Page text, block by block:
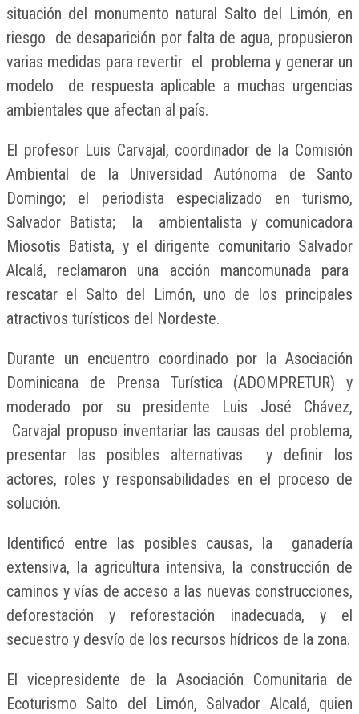
situación del monumento natural Salto del Limón, en
riesgo de desaparición por falta de agua, propusieron
varias medidas para revertir el problema y generar un
modelo de respuesta aplicable a muchas urgencias
ambientales que afectan al país.
El profesor Luis Carvajal, coordinador de la Comisión
Ambiental de la Universidad Autónoma de Santo
Domingo; el periodista especializado en turismo,
Salvador Batista; la ambientalista y comunicadora
Miosotis Batista, y el dirigente comunitario Salvador
Alcalá, reclamaron una acción mancomunada para
rescatar el Salto del Limón, uno de los principales
atractivos turísticos del Nordeste.
Durante un encuentro coordinado por la Asociación
Dominicana de Prensa Turística (ADOMPRETUR) y
moderado por su presidente Luis José Chávez,
Carvajal propuso inventariar las causas del problema,
presentar las posibles alternativas y definir los
actores, roles y responsabilidades en el proceso de
solución.
Identificó entre las posibles causas, la ganadería
extensiva, la agricultura intensiva, la construcción de
caminos y vías de acceso a las nuevas construcciones,
deforestación y reforestación inadecuada, y el
secuestro y desvío de los recursos hídricos de la zona.
El vicepresidente de la Asociación Comunitaria de
Ecoturismo Salto del Limón, Salvador Alcalá, quien